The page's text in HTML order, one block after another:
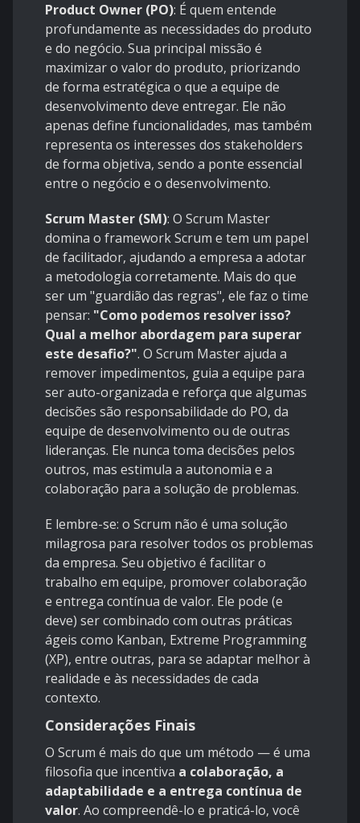
Product Owner (PO): É quem entende
profundamente as necessidades do produto
e do negócio. Sua principal missão é
maximizar o valor do produto, priorizando
de forma estratégica o que a equipe de
desenvolvimento deve entregar. Ele não
apenas define funcionalidades, mas também
representa os interesses dos stakeholders
de forma objetiva, sendo a ponte essencial
entre o negócio e o desenvolvimento.
Scrum Master (SM): O Scrum Master
domina o framework Scrum e tem um papel
de facilitador, ajudando a empresa a adotar
a metodologia corretamente. Mais do que
ser um "guardião das regras", ele faz o time
pensar: "Como podemos resolver isso?
Qual a melhor abordagem para superar
este desafio?". O Scrum Master ajuda a
remover impedimentos, guia a equipe para
ser auto-organizada e reforça que algumas
decisões são responsabilidade do PO, da
equipe de desenvolvimento ou de outras
lideranças. Ele nunca toma decisões pelos
outros, mas estimula a autonomia e a
colaboração para a solução de problemas.
E lembre-se: o Scrum não é uma solução
milagrosa para resolver todos os problemas
da empresa. Seu objetivo é facilitar o
trabalho em equipe, promover colaboração
e entrega contínua de valor. Ele pode (e
deve) ser combinado com outras práticas
ágeis como Kanban, Extreme Programming
(XP), entre outras, para se adaptar melhor à
realidade e às necessidades de cada
contexto.
Considerações Finais
O Scrum é mais do que um método — é uma
filosofia que incentiva a colaboração, a
adaptabilidade e a entrega contínua de
valor. Ao compreendê-lo e praticá-lo, você